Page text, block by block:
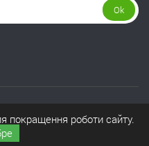
Ok
покращення роботи сайту.